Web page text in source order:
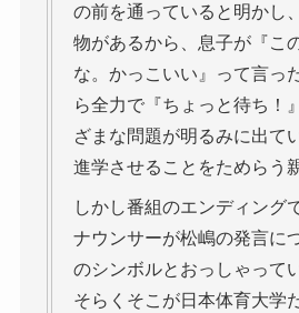
の前を通っていると明かし
物があるから、息子が『こ
な。かっこいい』って言っ
ら全力で『ちょっと待ち！
ざまな問題が明るみに出て
進学させることをためらう
しかし番組のエンディング
ナウンサーが松嶋の発言に
のシンボルとおっしゃって
そらくそこが日本体育大学